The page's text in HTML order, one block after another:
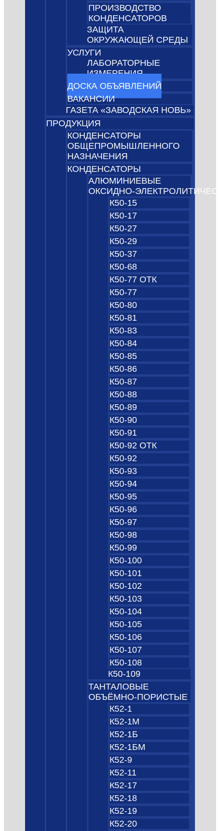
ПРОИЗВОДСТВО
КОНДЕНСАТОРОВ
ЗАЩИТА
ОКРУЖАЮЩЕЙ СРЕДЫ
УСЛУГИ
ЛАБОРАТОРНЫЕ
ИЗМЕРЕНИЯ
ДОСКА ОБЪЯВЛЕНИЙ
ВАКАНСИИ
ГАЗЕТА «ЗАВОДСКАЯ НОВЬ»
ПРОДУКЦИЯ
КОНДЕНСАТОРЫ
ОБЩЕПРОМЫШЛЕННОГО
НАЗНАЧЕНИЯ
КОНДЕНСАТОРЫ
АЛЮМИНИЕВЫЕ
К50-15
К50-17
К50-27
К50-29
К50-37
К50-68
К50-77 ОТК
К50-77
К50-80
К50-81
К50-83
К50-84
К50-85
К50-86
К50-87
К50-88
К50-89
К50-90
К50-91
К50-92 ОТК
К50-92
К50-93
К50-94
К50-95
К50-96
К50-97
К50-98
К50-99
К50-100
К50-101
К50-102
К50-103
К50-104
К50-105
К50-106
К50-107
К50-108
К50-109
ТАНТАЛОВЫЕ
ОБЪЁМНО‑ПОРИСТЫЕ
К52-1
К52-1М
К52-1Б
К52-1БМ
К52-9
К52-11
К52-17
К52-18
К52-19
К52-20